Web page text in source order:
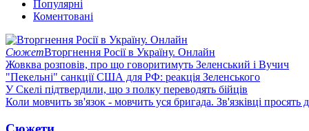
Популярні
Коментовані
СюжетВторгнення Росії в Україну. Онлайн
Жовква розповів, про що говоритимуть Зеленський і Вучич
"Пекельні" санкції США для РФ: реакція Зеленського
У Скелі підтвердили, що з полку переводять бійців
Коли мовчить зв'язок - мовчить уся бригада. Зв'язківці просять